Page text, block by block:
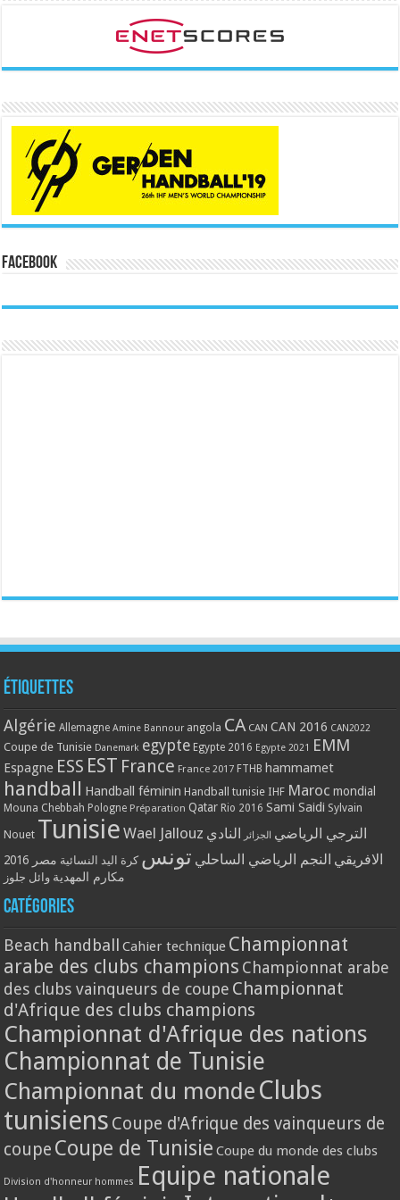
Facebook
Étiquettes
Algérie Allemagne Amine Bannour angola CA CAN CAN 2016 CAN2022
Coupe de Tunisie Danemark egypte Egypte 2016 Egypte 2021 EMM
Espagne ESS EST France France 2017 FTHB hammamet
handball Handball féminin Handball tunisie IHF Maroc mondial
Mouna Chebbah Pologne Préparation Qatar Rio 2016 Sami Saidi Sylvain
Nouet Tunisie Wael Jallouz الترجي الرياضي الجزائر النادي
الافريقي النجم الرياضي الساحلي تونس كرة اليد النسائية مصر 2016
مكارم المهدية وائل جلوز
Catégories
Beach handball Cahier technique Championnat
arabe des clubs champions Championnat arabe
des clubs vainqueurs de coupe Championnat
d'Afrique des clubs champions
Championnat d'Afrique des nations
Championnat de Tunisie
Championnat du monde Clubs
tunisiens Coupe d'Afrique des vainqueurs de
coupe Coupe de Tunisie Coupe du monde des clubs
Division d'honneur hommes Equipe nationale